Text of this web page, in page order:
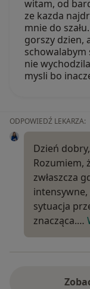
witam, od
ze kazda
mnie do
gorszy dzien,
schowalabym
nie
mysli bo
ODPOWIEDŹ LEKARZA:
Dzień dobry,
Rozumiem,
zwłaszcza
sytuacja
znacząca.…